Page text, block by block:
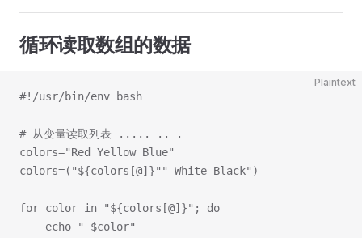
循环读取数组的数据
Plaintext
#!/usr/bin/env bash
# 从变量读取列表 ..... .. .
colors="Red Yellow Blue"
colors=("${colors[@]}"" White Black")
for color in "${colors[@]}"; do
    echo " $color"